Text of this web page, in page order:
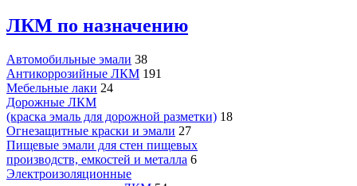
ЛКМ по назначению
Автомобильные эмали 38
Антикоррозийные ЛКМ 191
Мебельные лаки 24
Дорожные ЛКМ
(краска эмаль для дорожной разметки) 18
Огнезащитные краски и эмали 27
Пищевые эмали для стен пищевых
производств, емкостей и металла 6
Электроизоляционные